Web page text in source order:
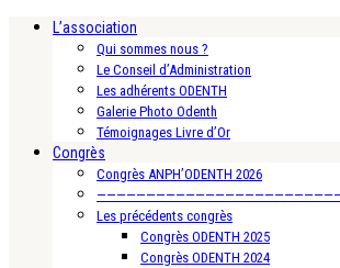
L’association
Qui sommes nous ?
Le Conseil d’Administration
Les adhérents ODENTH
Galerie Photo Odenth
Témoignages Livre d’Or
Congrès
Congrès ANPH’ODENTH 2026
Les précédents congrès
Congrès ODENTH 2025
Congrès ODENTH 2024